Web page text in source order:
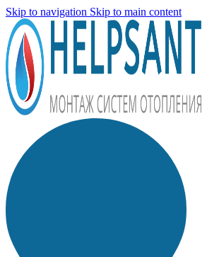
Skip to navigation Skip to main content